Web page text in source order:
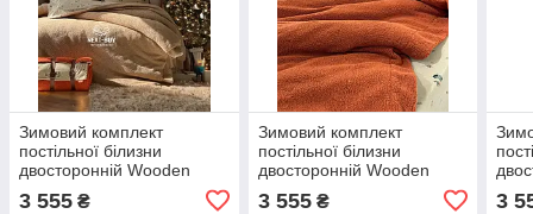
Зимовий комплект
постільної білизни
двосторонній Wooden
3 555 ₴
Зимовий комплект
постільної білизни
двосторонній Wooden
3 555₴ 3